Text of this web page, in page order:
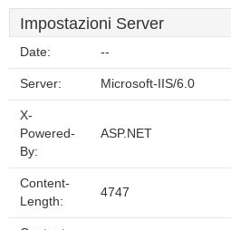
Impostazioni Server
Date: --
Server: Microsoft-IIS/6.0
X-
Powered-
By:
ASP.NET
Content-
Length:
4747